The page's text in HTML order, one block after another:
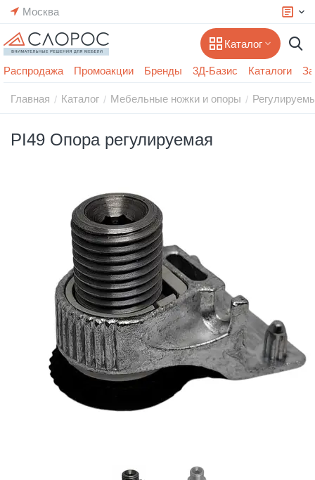
Москва
Каталог
Распродажа Промоакции Бренды 3Д-Базис Каталоги
Главная / Каталог / Мебельные ножки и опоры /
PI49 Опора регулируемая